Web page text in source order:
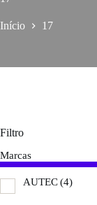
Início 17
Filtro
Marcas
AUTEC(4)